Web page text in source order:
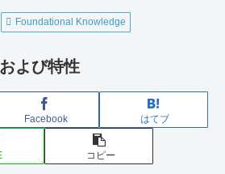
Foundational Knowledge
よび特性
Facebook はてブ
コピー